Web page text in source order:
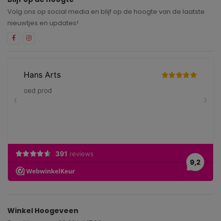
Volg ons op social media en blijf op de hoogte van de laatste
nieuwtjes en updates!
Winkel Hoogeveen